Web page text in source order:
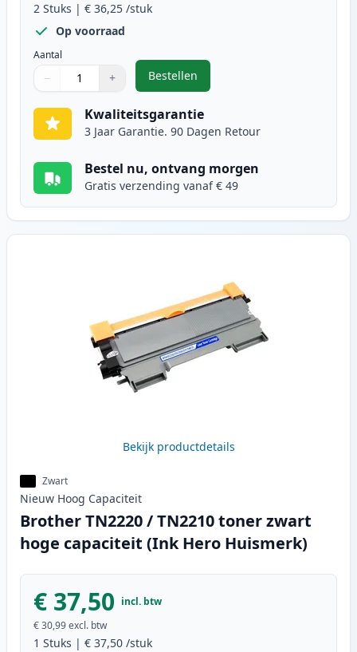
2 Stuks | € 36,25 /stuk
Op voorraad
Aantal
Gebruik de knoppen om aan te passen
− +
1
Bestellen
,2 stuks Brother TN2220
Kwaliteitsgarantie
3 Jaar Garantie. 90 Dagen Retour
Bestel nu, ontvang morgen
Gratis verzending vanaf € 49
Bekijk productdetails
Zwart
Nieuw Hoog Capaciteit
Brother TN2220 / TN2210 toner zwart
hoge capaciteit (Ink Hero Huismerk)
€ 37,50 incl. btw
€ 30,99excl. btw
1 Stuks | € 37,50 /stuk